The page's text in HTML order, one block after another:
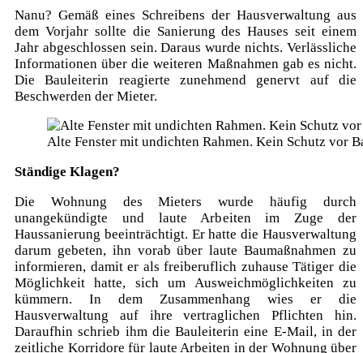
Nanu? Gemäß eines Schreibens der Hausverwaltung aus
dem Vorjahr sollte die Sanierung des Hauses seit einem
Jahr abgeschlossen sein. Daraus wurde nichts. Verlässliche
Informationen über die weiteren Maßnahmen gab es nicht.
Die Bauleiterin reagierte zunehmend genervt auf die
Beschwerden der Mieter.
Alte Fenster mit undichten Rahmen. Kein Schutz vor
Ständige Klagen?
Die Wohnung des Mieters wurde häufig durch
unangekündigte und laute Arbeiten im Zuge der
Haussanierung beeinträchtigt. Er hatte die Hausverwaltung
darum gebeten, ihn vorab über laute Baumaßnahmen zu
informieren, damit er als freiberuflich zuhause Tätiger die
Möglichkeit hatte, sich um Ausweichmöglichkeiten zu
kümmern. In dem Zusammenhang wies er die
Hausverwaltung auf ihre vertraglichen Pflichten hin.
Daraufhin schrieb ihm die Bauleiterin eine E-Mail, in der
zeitliche Korridore für laute Arbeiten in der Wohnung über